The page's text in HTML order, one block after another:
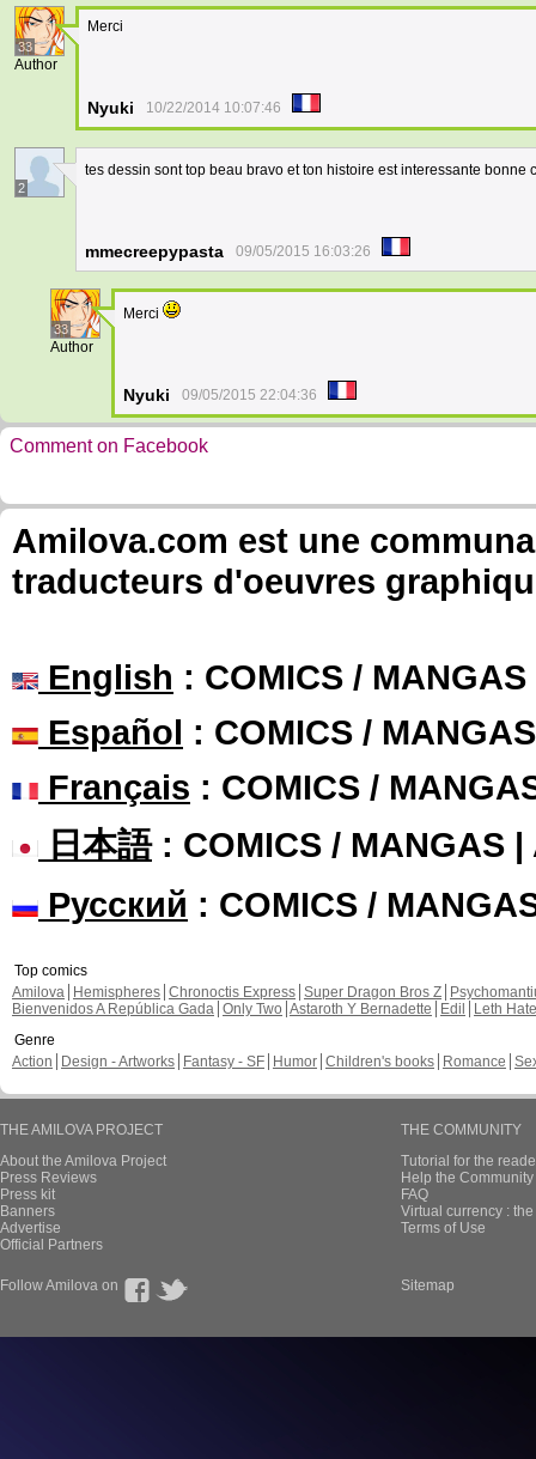
33
Author
Merci
Nyuki 10/22/2014 10:07:46
2
tes dessin sont top beau bravo et ton histoire est interessante bonne
mmecreepypasta 09/05/2015 16:03:26
33
Author
Merci
Nyuki 09/05/2015 22:04:36
Comment on Facebook
Amilova.com est une
traducteurs d'oeuvres
English : COMICS /
Español : COMICS /
Français : COMICS /
日本語: COMICS / MANGAS |
Русский : COMICS /
Top comics
Amilova
Hemispheres Chronoctis Express Super Dragon Bros Z
Bienvenidos A República Gada Only Two Astaroth Y Bernadette Edil
Leth Hate
Genre
Action
Design - Artworks Fantasy - SF Humor Children's books Romance
THE AMILOVA PROJECT
About the Amilova Project
Press Reviews
Press kit
Banners
Advertise
Official Partners
THE COMMUNITY
Tutorial for the
Help the
FAQ
Virtual currency :
Terms of Use
Follow Amilova on Sitemap